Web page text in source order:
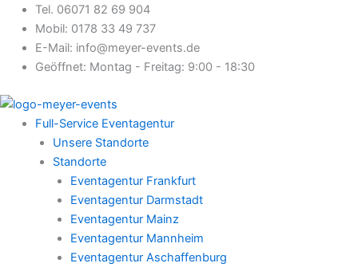
Zum
Inhalt
springen
Tel. 06071 82 69 904
Mobil: 0178 33 49 737
E-Mail: info@meyer-events.de
Geöffnet: Montag - Freitag: 9:00 - 18:30
Full-Service Eventagentur
Unsere Standorte
Standorte
Eventagentur Frankfurt
Eventagentur Darmstadt
Eventagentur Mainz
Eventagentur Mannheim
Eventagentur Aschaffenburg